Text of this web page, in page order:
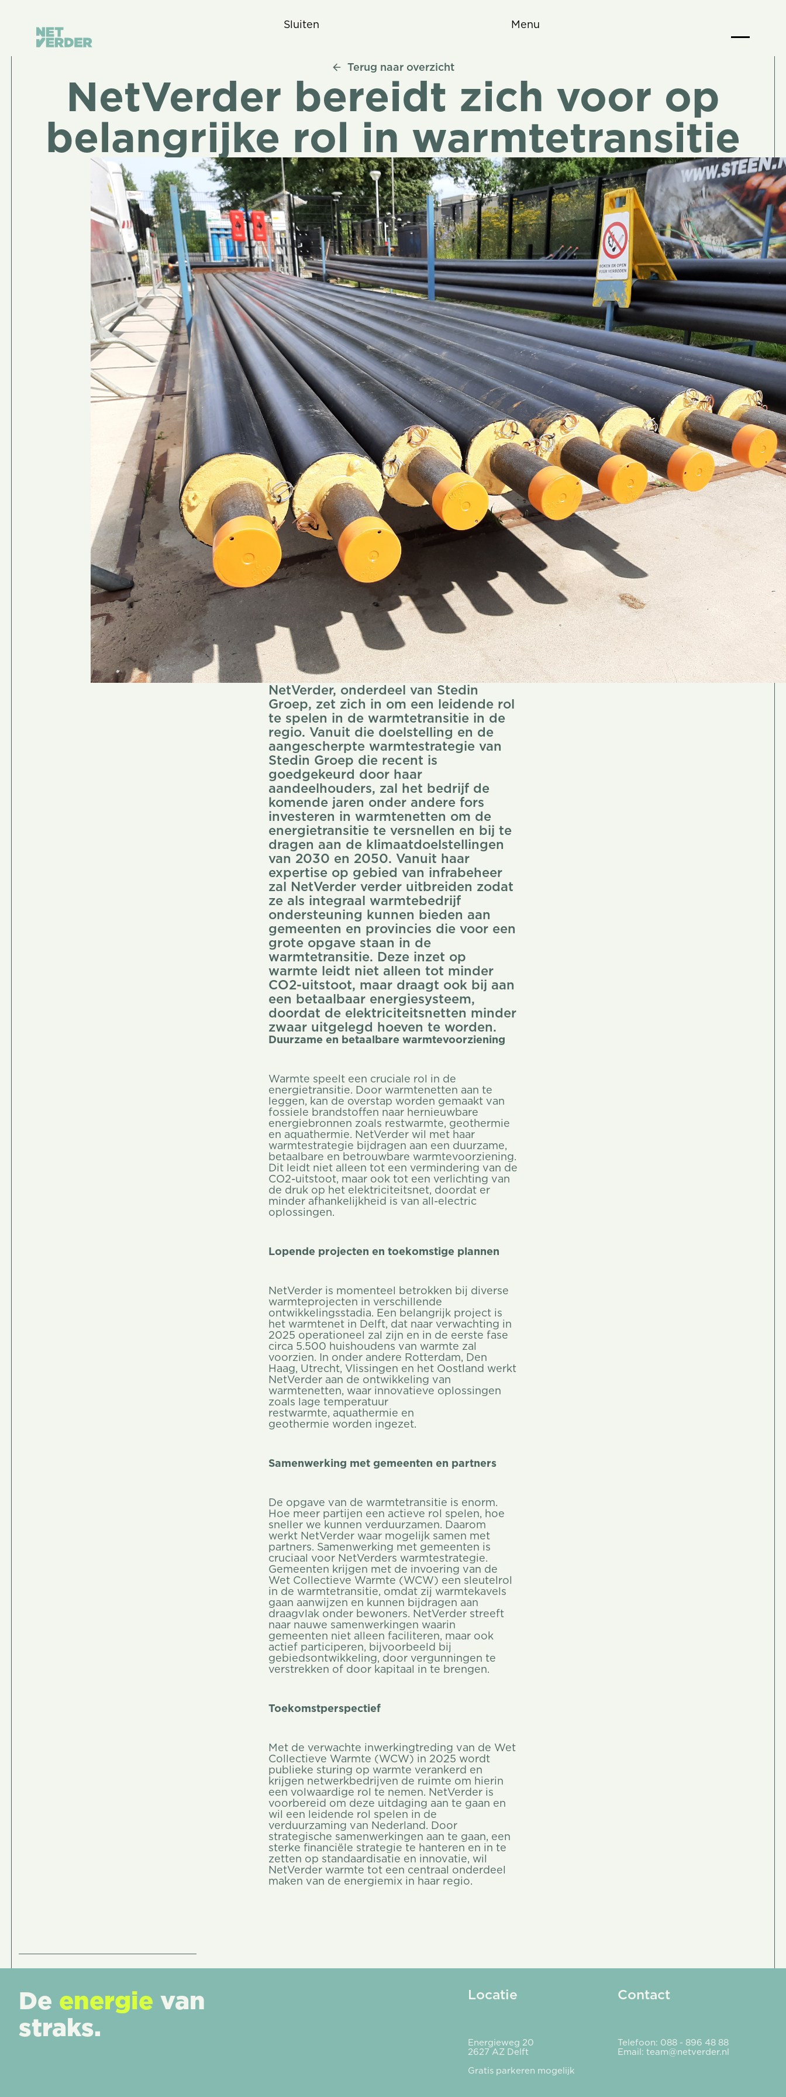
Sluiten Menu
Terug naar overzicht
Terug naar overzicht
NetVerder bereidt zich voor op
belangrijke rol in warmtetransitie
NetVerder, onderdeel van Stedin
Groep, zet zich in om een leidende rol
te spelen in de warmtetransitie in de
regio. Vanuit die doelstelling en de
aangescherpte warmtestrategie van
Stedin Groep die recent is
goedgekeurd door haar
aandeelhouders, zal het bedrijf de
komende jaren onder andere fors
investeren in warmtenetten om de
energietransitie te versnellen en bij te
dragen aan de klimaatdoelstellingen
van 2030 en 2050. Vanuit haar
expertise op gebied van infrabeheer
zal NetVerder verder uitbreiden zodat
ze als integraal warmtebedrijf
ondersteuning kunnen bieden aan
gemeenten en provincies die voor een
grote opgave staan in de
warmtetransitie. Deze inzet op
warmte leidt niet alleen tot minder
CO2-uitstoot, maar draagt ook bij aan
een betaalbaar energiesysteem,
doordat de elektriciteitsnetten minder
zwaar uitgelegd hoeven te worden.
Duurzame en betaalbare warmtevoorziening
Warmte speelt een cruciale rol in de
energietransitie. Door warmtenetten aan te
leggen, kan de overstap worden gemaakt van
fossiele brandstoffen naar hernieuwbare
energiebronnen zoals restwarmte, geothermie
en aquathermie. NetVerder wil met haar
warmtestrategie bijdragen aan een duurzame,
betaalbare en betrouwbare warmtevoorziening.
Dit leidt niet alleen tot een vermindering van de
CO2-uitstoot, maar ook tot een verlichting van
de druk op het elektriciteitsnet, doordat er
minder afhankelijkheid is van all-electric
oplossingen.
Lopende projecten en toekomstige plannen
NetVerder is momenteel betrokken bij diverse
warmteprojecten in verschillende
ontwikkelingsstadia. Een belangrijk project is
het warmtenet in Delft, dat naar verwachting in
2025 operationeel zal zijn en in de eerste fase
circa 5.500 huishoudens van warmte zal
voorzien. In onder andere Rotterdam, Den
Haag, Utrecht, Vlissingen en het Oostland werkt
NetVerder aan de ontwikkeling van
warmtenetten, waar innovatieve oplossingen
zoals lage temperatuur
restwarmte, aquathermie en
geothermie worden ingezet.
Samenwerking met gemeenten en partners
De opgave van de warmtetransitie is enorm.
Hoe meer partijen een actieve rol spelen, hoe
sneller we kunnen verduurzamen. Daarom
werkt NetVerder waar mogelijk samen met
partners. Samenwerking met gemeenten is
cruciaal voor NetVerders warmtestrategie.
Gemeenten krijgen met de invoering van de
Wet Collectieve Warmte (WCW) een sleutelrol
in de warmtetransitie, omdat zij warmtekavels
gaan aanwijzen en kunnen bijdragen aan
draagvlak onder bewoners. NetVerder streeft
naar nauwe samenwerkingen waarin
gemeenten niet alleen faciliteren, maar ook
actief participeren, bijvoorbeeld bij
gebiedsontwikkeling, door vergunningen te
verstrekken of door kapitaal in te brengen.
Toekomstperspectief
Met de verwachte inwerkingtreding van de Wet
Collectieve Warmte (WCW) in 2025 wordt
publieke sturing op warmte verankerd en
krijgen netwerkbedrijven de ruimte om hierin
een volwaardige rol te nemen. NetVerder is
voorbereid om deze uitdaging aan te gaan en
wil een leidende rol spelen in de
verduurzaming van Nederland. Door
strategische samenwerkingen aan te gaan, een
sterke financiële strategie te hanteren en in te
zetten op standaardisatie en innovatie, wil
NetVerder warmte tot een centraal onderdeel
maken van de energiemix in haar regio.
De energie van
straks.
Locatie
Energieweg 20
2627 AZ Delft
Gratis parkeren mogelijk
Contact
Telefoon: 088 - 896 48 88
Email:team@netverder.nl